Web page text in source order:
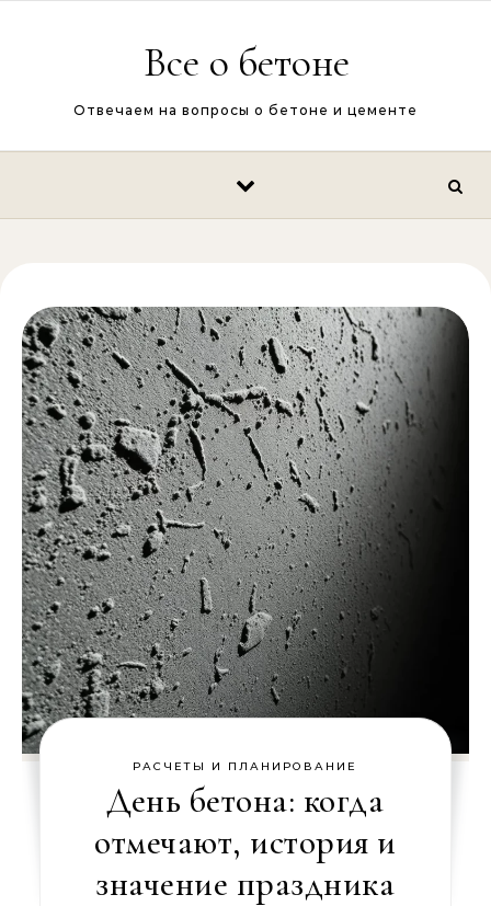
Все о бетоне
Отвечаем на вопросы о бетоне и цементе
РАСЧЕТЫ И ПЛАНИРОВАНИЕ
День бетона: когда
отмечают, история и
значение праздника